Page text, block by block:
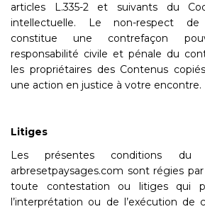
articles L.335-2 et suivants du
intellectuelle. Le non-respect
constitue une contrefaçon
responsabilité civile et pénale du
les propriétaires des Contenus
une action en justice à votre encontre.
Litiges
Les présentes conditions du
arbresetpaysages.com sont régies
toute contestation ou litiges qui
l’interprétation ou de l’exécution de